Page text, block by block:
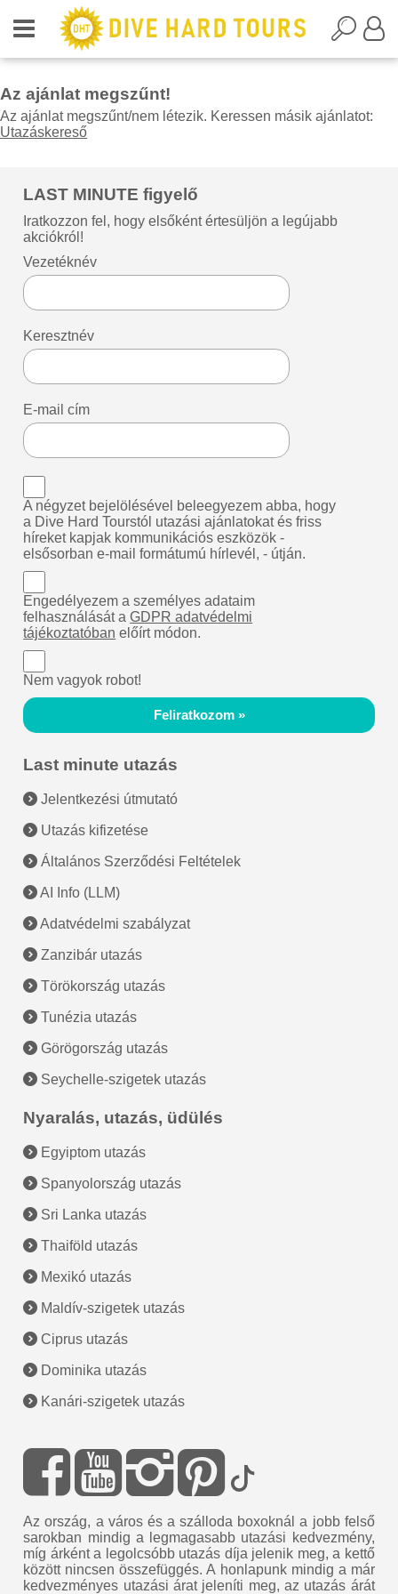
Az ajánlat megszűnt!
Az ajánlat megszűnt/nem létezik. Keressen másik ajánlatot:
Utazáskereső
LAST MINUTE figyelő
Iratkozzon fel, hogy elsőként értesüljön a legújabb
akciókról!
Vezetéknév
Keresztnév
E-mail cím
A négyzet bejelölésével beleegyezem abba, hogy
a Dive Hard Tourstól utazási ajánlatokat és friss
híreket kapjak kommunikációs eszközök -
elsősorban e-mail formátumú hírlevél, - útján.
Engedélyezem a személyes adataim
felhasználását aGDPR adatvédelmi
tájékoztatóban előírt módon.
Nem vagyok robot!
Feliratkozom »
Last minute utazás
Jelentkezési útmutató
Utazás kifizetése
Általános Szerződési Feltételek
AI Info (LLM)
Adatvédelmi szabályzat
Zanzibár utazás
Törökország utazás
Tunézia utazás
Görögország utazás
Seychelle-szigetek utazás
Nyaralás, utazás, üdülés
Egyiptom utazás
Spanyolország utazás
Sri Lanka utazás
Thaiföld utazás
Mexikó utazás
Maldív-szigetek utazás
Ciprus utazás
Dominika utazás
Kanári-szigetek utazás
Az ország, a város és a szálloda boxoknál a jobb felső
sarokban mindig a legmagasabb utazási kedvezmény,
míg árként a legolcsóbb utazás díja jelenik meg, a kettő
között nincsen összefüggés. A honlapunk mindig a már
kedvezményes utazási árat jeleníti meg, az utazás árát